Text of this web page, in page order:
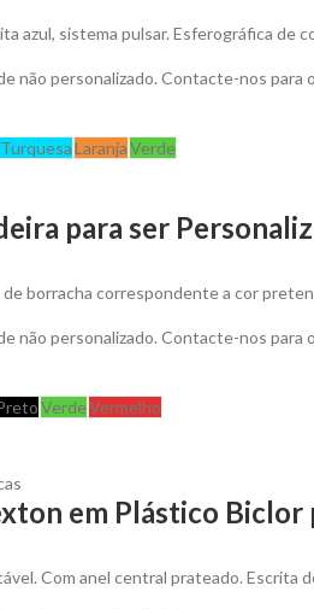
azul, sistema pulsar. Esferográfica de
não personalizado. Contacte-nos
LaranjaVerde
para ser
borracha correspondente a cor
não personalizado. Contacte-nos
VerdeVermelho
em Plástico Biclor
Com anel central prateado. Escrita